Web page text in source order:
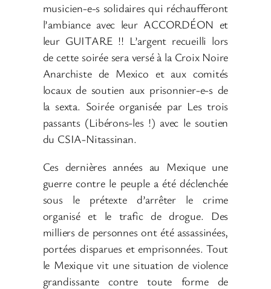
musicien-e-s solidaires qui réchaufferont
l’ambiance avec leur ACCORDÉON et
leur GUITARE !! L’argent recueilli lors
de cette soirée sera versé à la Croix Noire
Anarchiste de Mexico et aux comités
locaux de soutien aux prisonnier-e-s de
la sexta. Soirée organisée par Les trois
passants (Libérons-les !) avec le soutien
du CSIA-Nitassinan.
Ces dernières années au Mexique une
guerre contre le peuple a été déclenchée
sous le prétexte d’arrêter le crime
organisé et le trafic de drogue. Des
milliers de personnes ont été assassinées,
portées disparues et emprisonnées. Tout
le Mexique vit une situation de violence
grandissante contre toute forme de